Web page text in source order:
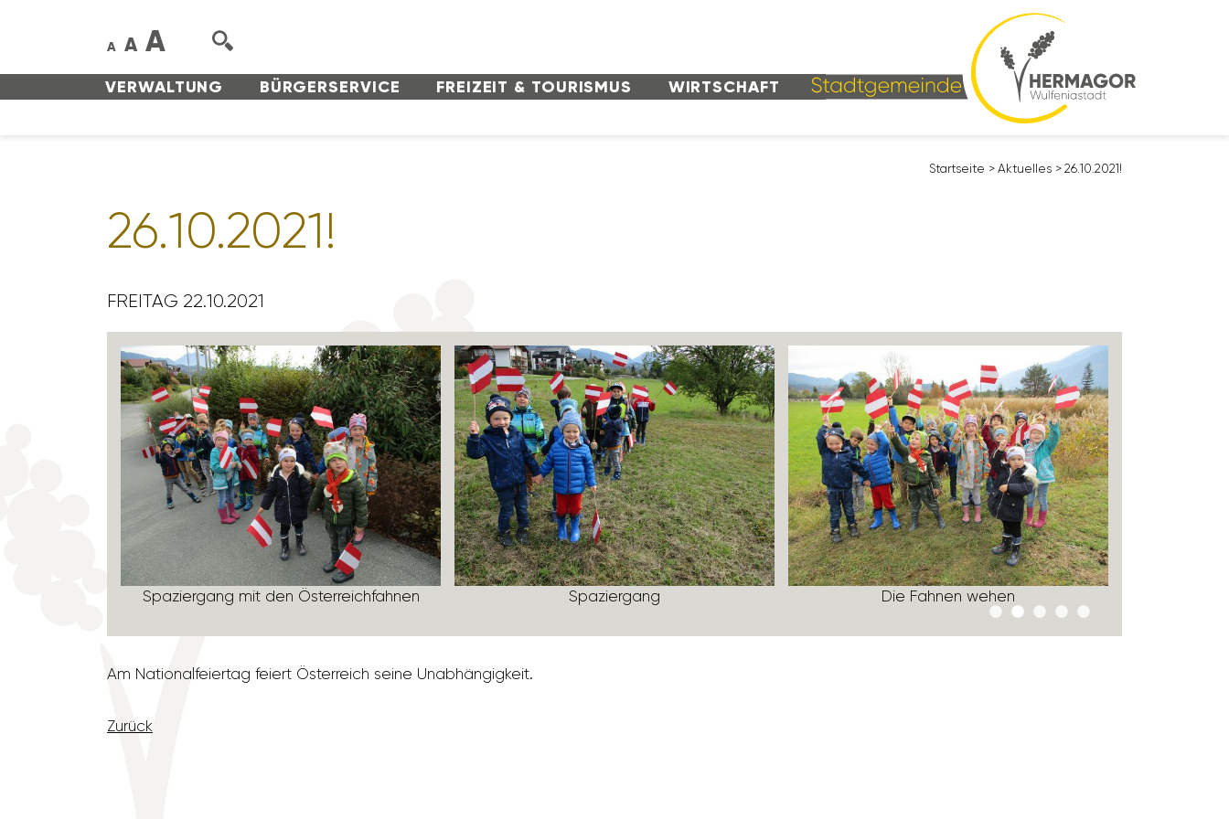
VERWAL­TUNG BÜRGER­SERVICE FREI­ZEIT & TOURISMUS WIRT­SCHAFT
A A A
Start­seite > Aktu­elles > 26.10.2021!
26.10.2021!
FREITAG 22.10.2021
Spazier­gang mit den Öster­reich­fahnen Spazier­gang Die Fahnen wehen
Am Natio­nal­fei­ertag feiert Öster­reich seine Unab­hän­gig­keit.
Zurück